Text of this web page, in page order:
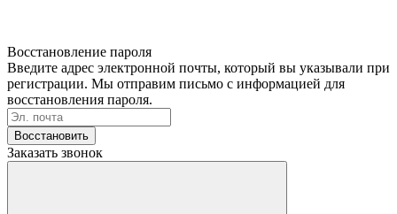
Восстановление пароля
Введите адрес электронной почты, который вы указывали при
регистрации. Мы отправим письмо с информацией для
восстановления пароля.
Восстановить
Заказать звонок